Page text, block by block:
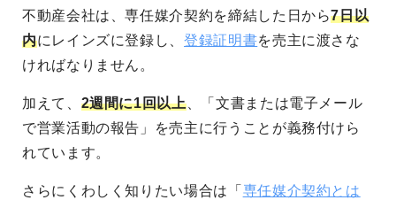
不動産会社は、専任媒介契約を締結した日から7日以
内にレインズに登録し、登録証明書を売主に渡さな
ければなりません。
加えて、 2週間に1回以上、「文書または電子メール
で営業活動の報告」を売主に行うことが義務付けら
れています。
さらにくわしく知りたい場合は「 専任媒介契約とは